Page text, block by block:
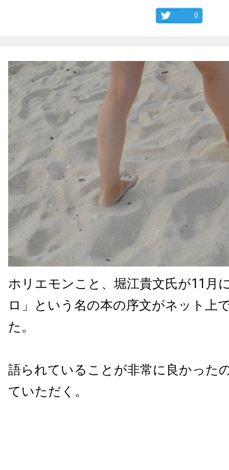
0
ホリエモンこと、堀江貴文氏が11月
ロ」という名の本の序文がネット上
た。
語られていることが非常に良かった
ていただく。